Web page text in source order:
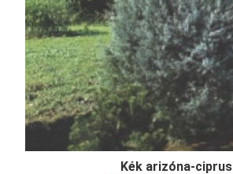
Kék arizóna-ciprus